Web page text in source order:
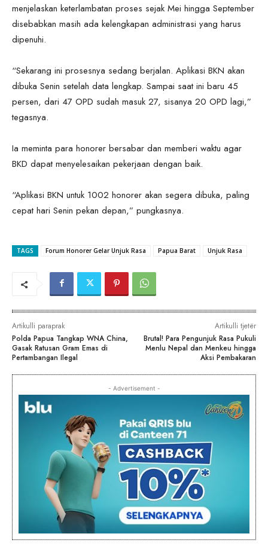
menjelaskan keterlambatan proses sejak Mei hingga September
disebabkan masih ada kelengkapan administrasi yang harus
dipenuhi.
“Sekarang ini prosesnya sedang berjalan. Aplikasi BKN akan
dibuka Senin setelah data lengkap. Sampai saat ini baru 45
persen, dari 47 OPD sudah masuk 27, sisanya 20 OPD lagi,”
tegasnya.
Ia meminta para honorer bersabar dan memberi waktu agar
BKD dapat menyelesaikan pekerjaan dengan baik.
“Aplikasi BKN untuk 1002 honorer akan segera dibuka, paling
cepat hari Senin pekan depan,” pungkasnya.
TAGS Forum Honorer Gelar Unjuk Rasa Papua Barat Unjuk Rasa
Artikulli paraprak
Polda Papua Tangkap WNA China,
Gasak Ratusan Gram Emas di
Pertambangan Ilegal
Artikulli tjetër
Brutal! Para Pengunjuk Rasa Pukuli
Menlu Nepal dan Menkeu hingga
Aksi Pembakaran
- Advertisement -